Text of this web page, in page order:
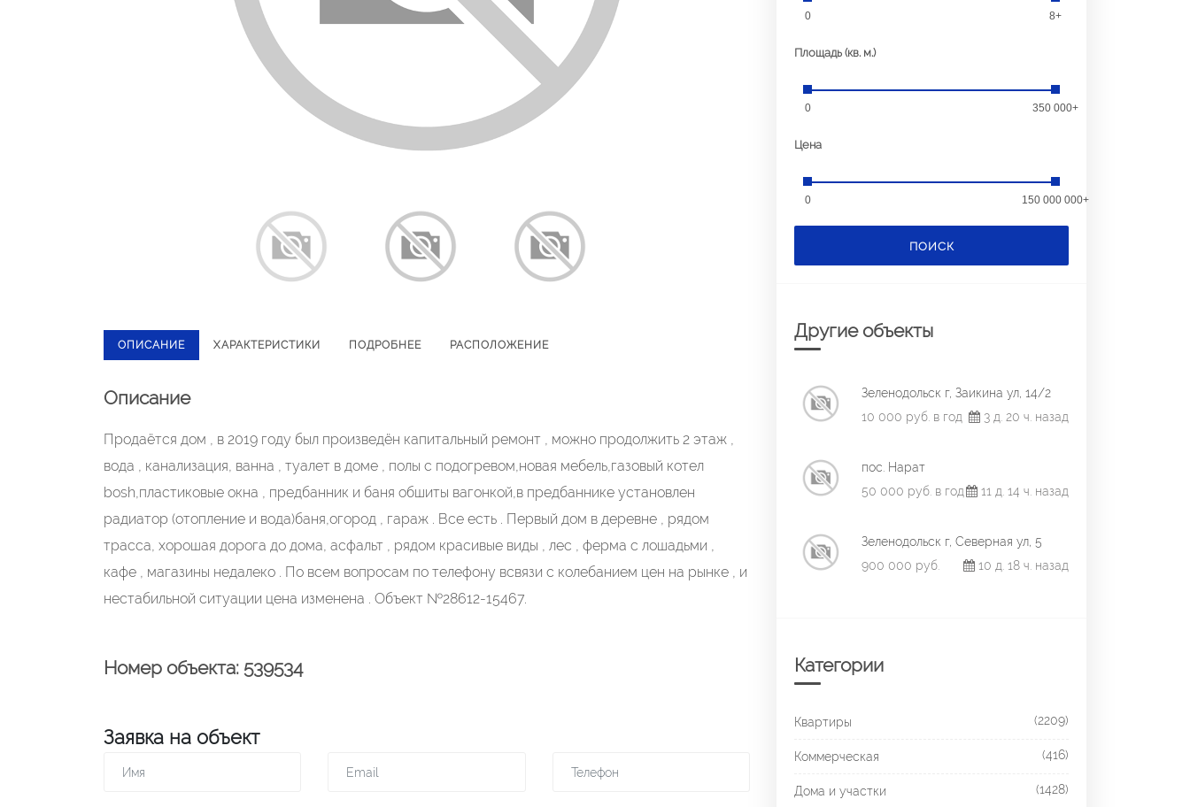
ОПИСАНИЕ ХАРАКТЕРИСТИКИ ПОДРОБНЕЕ РАСПОЛОЖЕНИЕ
Описание
Продаётся дом , в 2019 году был произведён капитальный ремонт , можно продолжить 2 этаж ,
вода , канализация, ванна , туалет в доме , полы с подогревом,новая мебель,газовый котел
bosh,пластиковые окна , предбанник и баня обшиты вагонкой,в предбаннике установлен
радиатор (отопление и вода)баня,огород , гараж . Все есть . Первый дом в деревне , рядом
трасса, хорошая дорога до дома, асфальт , рядом красивые виды , лес , ферма с лошадьми ,
кафе , магазины недалеко . По всем вопросам по телефону всвязи с колебанием цен на рынке , и
нестабильной ситуации цена изменена . Объект №28612-15467.
Номер объекта: 539534
Заявка на объект
0 8+
Площадь (кв. м.)
0 350 000+
Цена
0 150 000 000+
ПОИСК
Другие объекты
Зеленодольск г, Заикина ул, 14/2
10 000 руб. в год
3 д. 20 ч. назад
пос. Нарат
50 000 руб. в год
11 д. 14 ч. назад
Зеленодольск г, Северная ул, 5
900 000 руб.
10 д. 18 ч. назад
Категории
Квартиры (2209)
Коммерческая (416)
Дома и участки (1428)